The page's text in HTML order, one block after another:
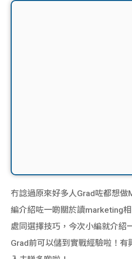
冇諗過原來好多人Grad咗都想
編介紹咗一啲關於讀marketing
處同選擇技巧，今次小編就介紹
Grad前可以儲到實戰經驗啦！